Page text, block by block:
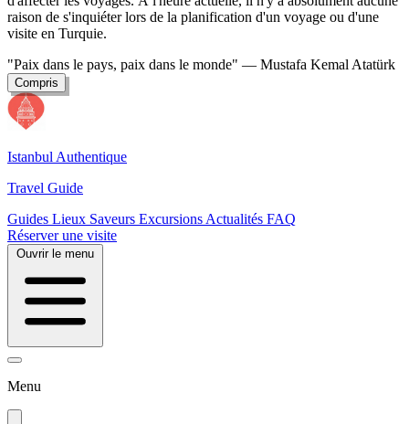
raison de s'inquiéter lors de la planification d'un voyage ou d'une
visite en Turquie.
"Paix dans le pays, paix dans le monde" — Mustafa Kemal Atatürk
Compris
Istanbul Authentique
Travel Guide
Guides Lieux Saveurs Excursions Actualités FAQ
Réserver une visite
Ouvrir le menu
Menu